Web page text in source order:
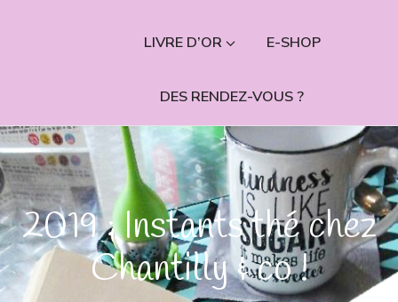
LIVRE D’OR E-SHOP
DES RENDEZ-VOUS ?
2019 : Instants thé chez
Chantilly & co !